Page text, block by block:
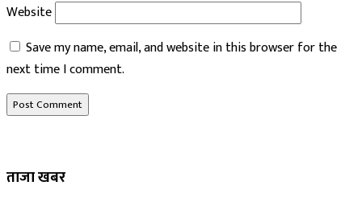
Website
Save my name, email, and website in this browser for the
next time I comment.
ताजा खबर